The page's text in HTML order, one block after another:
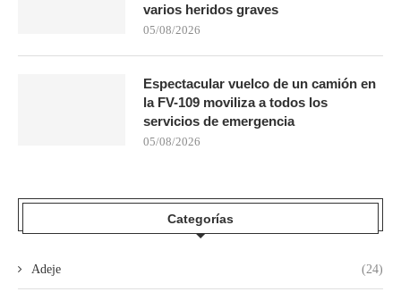
varios heridos graves
05/08/2026
Espectacular vuelco de un camión en
la FV-109 moviliza a todos los
servicios de emergencia
05/08/2026
Categorías
Adeje (24)